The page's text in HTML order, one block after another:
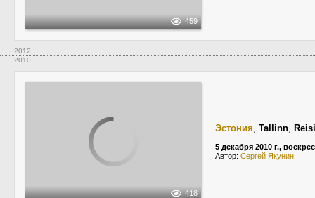
459
2012
2010
418
Эстония, Tallinn,
5 декабря 2010 г.,
Автор: Сергей Якунин